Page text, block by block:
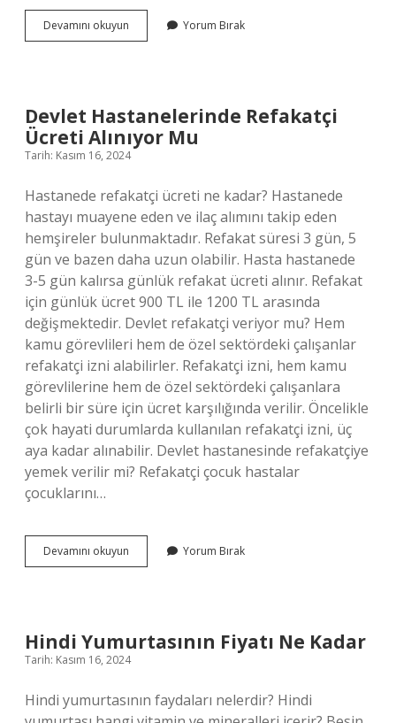
Devamını okuyun
Tesbih
Yorum Bırak
Devlet Hastanelerinde Refakatçi
Ücreti Alınıyor Mu
Tarih: Kasım 16, 2024
Hastanede refakatçi ücreti ne kadar? Hastanede
hastayı muayene eden ve ilaç alımını takip eden
hemşireler bulunmaktadır. Refakat süresi 3 gün, 5
gün ve bazen daha uzun olabilir. Hasta hastanede
3-5 gün kalırsa günlük refakat ücreti alınır. Refakat
için günlük ücret 900 TL ile 1200 TL arasında
değişmektedir. Devlet refakatçi veriyor mu? Hem
kamu görevlileri hem de özel sektördeki çalışanlar
refakatçi izni alabilirler. Refakatçi izni, hem kamu
görevlilerine hem de özel sektördeki çalışanlara
belirli bir süre için ücret karşılığında verilir. Öncelikle
çok hayati durumlarda kullanılan refakatçi izni, üç
aya kadar alınabilir. Devlet hastanesinde refakatçiye
yemek verilir mi? Refakatçi çocuk hastalar
çocuklarını…
Devamını okuyun
Hastanelerinde
Yorum Bırak
Hindi Yumurtasının Fiyatı Ne Kadar
Tarih: Kasım 16, 2024
Hindi yumurtasının faydaları nelerdir? Hindi